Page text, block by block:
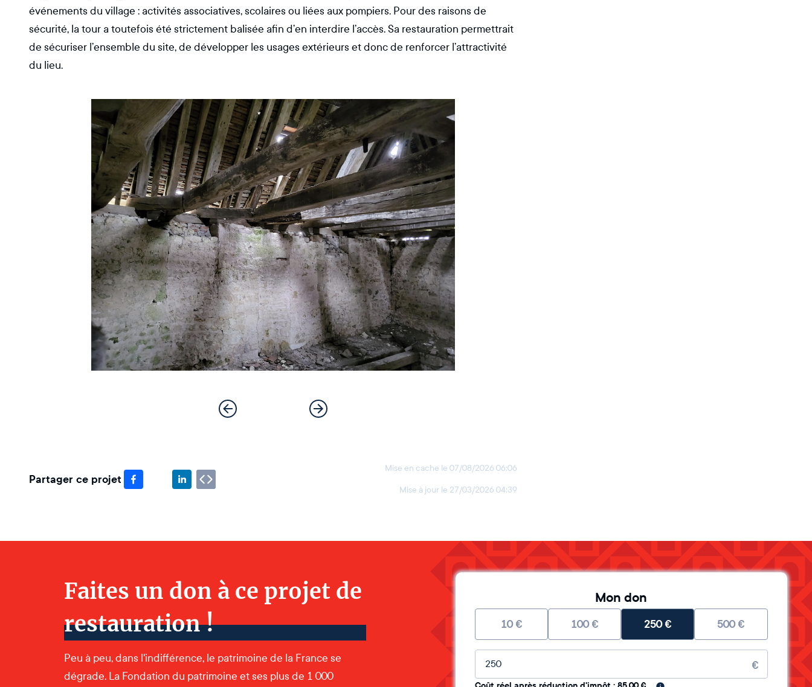
événements du village : activités associatives, scolaires ou liées aux pompiers. Pour des raisons de
sécurité, la tour a toutefois été strictement balisée afin d’en interdire l’accès. Sa restauration permettrait
de sécuriser l’ensemble du site, de développer les usages extérieurs et donc de renforcer l’attractivité
du lieu.
Partager ce projet
Mise en cache le 07/08/2026 06:06
Mise à jour le 27/03/2026 04:39
Faites un don à ce projet de
restauration !
Peu à peu, dans l'indifférence, le patrimoine de la France se
dégrade. La Fondation du patrimoine et ses plus de 1 000
Mon don
10€ 100€ 250€ 500€
Montant libre €